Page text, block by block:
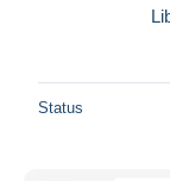
Status